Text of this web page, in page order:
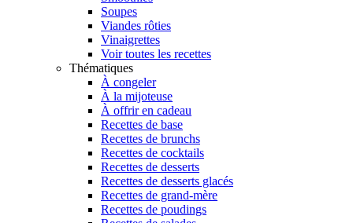
Soupes
Viandes rôties
Vinaigrettes
Voir toutes les recettes
Thématiques
À congeler
À la mijoteuse
À offrir en cadeau
Recettes de base
Recettes de brunchs
Recettes de cocktails
Recettes de desserts
Recettes de desserts glacés
Recettes de grand-mère
Recettes de poudings